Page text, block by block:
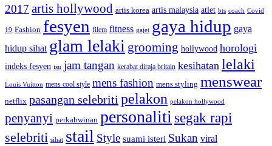
2017 artis hollywood artis korea artis malaysia atlet bts coach Covid
19 Fashion fesyen filem fitness gajet gaya hidup gaya
hidup sihat glam lelaki grooming hollywood horologi
indeks fesyen isu jam tangan kerabat diraja britain kesihatan lelaki
Louis Vuitton mens cool style mens fashion mens styling menswear
netflix pasangan selebriti pelakon pelakon hollywood
penyanyi perkahwinan personaliti segak rapi
selebriti sihat stail Style suami isteri Sukan viral